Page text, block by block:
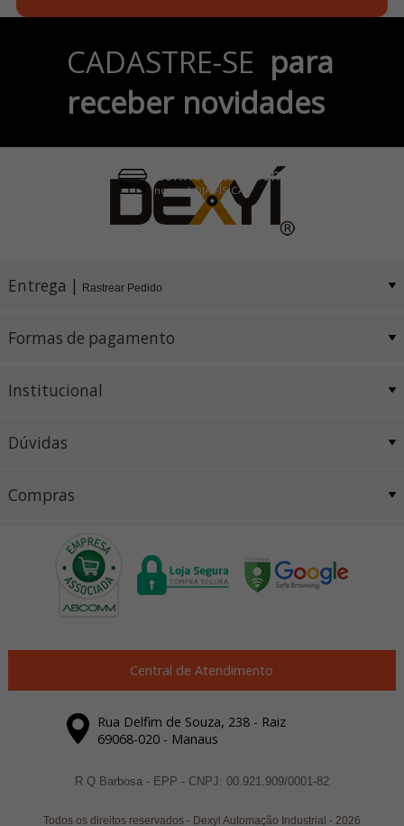
no Cartão de Crédito
Pix e Boleto
Conheça também
nossa LOJA FÍSICA
CADASTRE-SE para
receber novidades
Entrega | Rastrear Pedido
Formas de pagamento
Institucional
Dúvidas
Compras
Central de Atendimento
Rua Delfim de Souza, 238 - Raiz
69068-020 - Manaus
R Q Barbosa - EPP - CNPJ: 00.921.909/0001-82
Todos os direitos reservados -Dexyi Automação Industrial -2026